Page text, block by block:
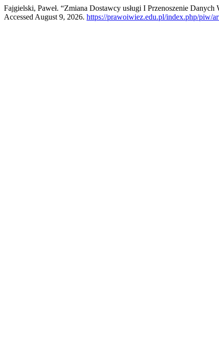
Fajgielski, Paweł. “Zmiana Dostawcy usługi I Przenoszenie
Accessed August 9, 2026. https://prawoiwiez.edu.pl/index.php/piw/